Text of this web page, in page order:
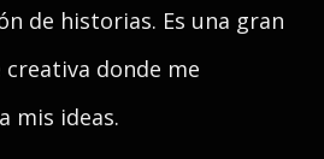
de historias. Es una gran
creativa donde me
mis ideas.